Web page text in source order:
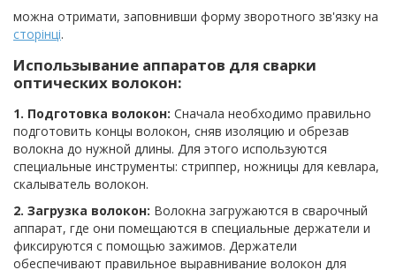
можна отримати, заповнивши форму зворотного зв'язку на
сторінці.
Использывание аппаратов для сварки
оптических волокон:
1. Подготовка волокон: Сначала необходимо правильно
подготовить концы волокон, сняв изоляцию и обрезав
волокна до нужной длины. Для этого используются
специальные инструменты: стриппер, ножницы для кевлара,
скалыватель волокон.
2. Загрузка волокон: Волокна загружаются в сварочный
аппарат, где они помещаются в специальные держатели и
фиксируются с помощью зажимов. Держатели
обеспечивают правильное выравнивание волокон для